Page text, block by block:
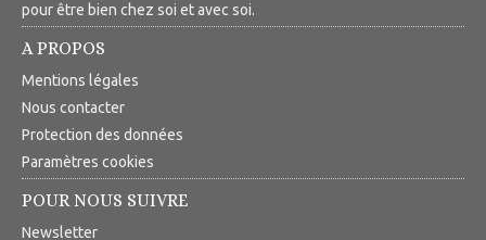
pour être bien chez soi et avec soi.
A PROPOS
Mentions légales
Nous contacter
Protection des données
Paramètres cookies
POUR NOUS SUIVRE
Newsletter